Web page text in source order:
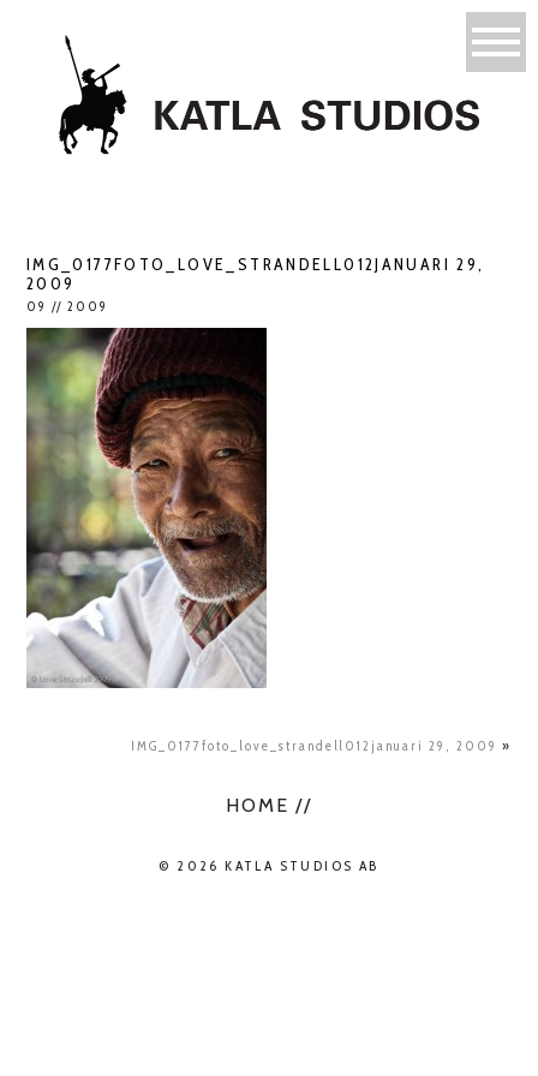
IMG_0177FOTO_LOVE_STRANDELL012JANUARI 29,
2009
09 // 2009
IMG_0177foto_love_strandell012januari 29, 2009 »
HOME //
© 2026 KATLA STUDIOS AB